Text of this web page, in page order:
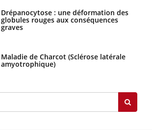
Drépanocytose : une déformation des
globules rouges aux conséquences
graves
Maladie de Charcot (Sclérose latérale
amyotrophique)